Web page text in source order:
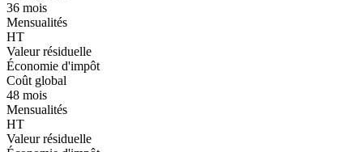
36 mois
Mensualités
HT
Valeur résiduelle
Économie d'impôt
Coût global
48 mois
Mensualités
HT
Valeur résiduelle